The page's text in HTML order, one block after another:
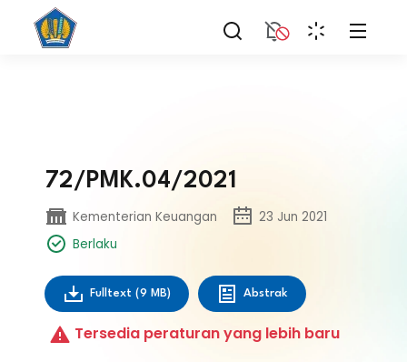
72/PMK.04/2021
Kementerian Keuangan
23 Jun 2021
Berlaku
Fulltext (9 MB) Abstrak
Tersedia peraturan yang lebih baru